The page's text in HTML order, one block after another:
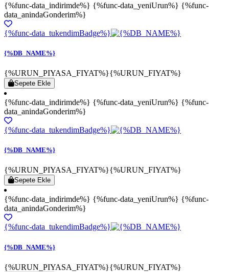
{%func-data_indirimde%} {%func-data_yeniUrun%} {%func-
data_anindaGonderim%}
{%func-data_tukendimBadge%}
{%DB_NAME%}
{%URUN_PIYASA_FIYAT%}{%URUN_FIYAT%}
Sepete Ekle
{%func-data_indirimde%} {%func-data_yeniUrun%} {%func-
data_anindaGonderim%}
{%func-data_tukendimBadge%}
{%DB_NAME%}
{%URUN_PIYASA_FIYAT%}{%URUN_FIYAT%}
Sepete Ekle
{%func-data_indirimde%} {%func-data_yeniUrun%} {%func-
data_anindaGonderim%}
{%func-data_tukendimBadge%}
{%DB_NAME%}
{%URUN_PIYASA_FIYAT%}{%URUN_FIYAT%}